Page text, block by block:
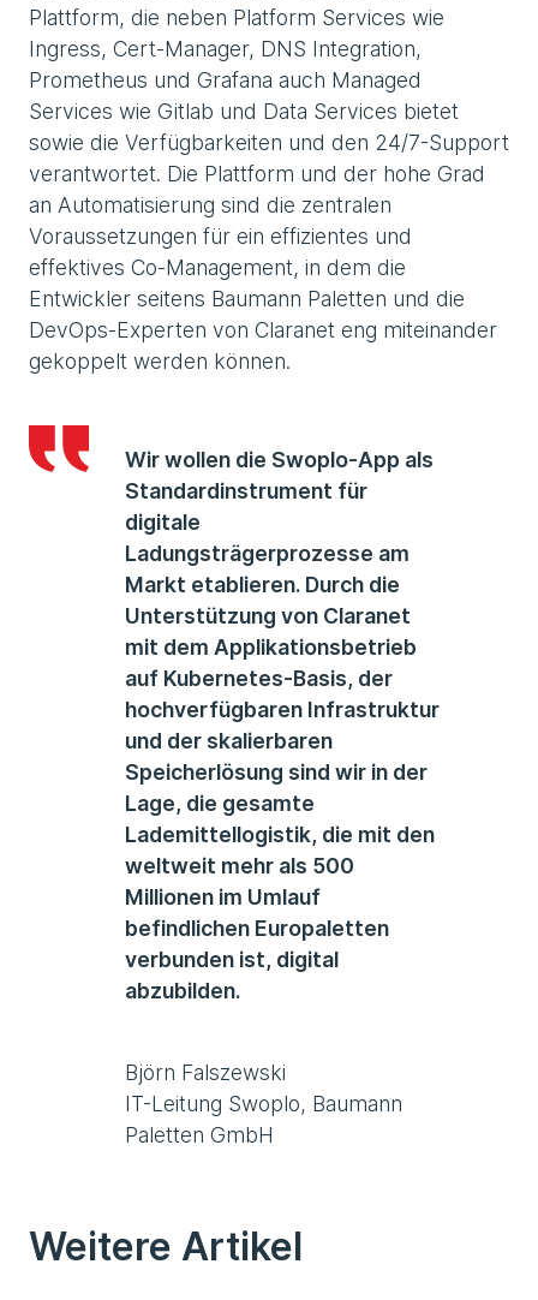
Plattform, die neben Platform Services wie
Ingress, Cert-Manager, DNS Integration,
Prometheus und Grafana auch Managed
Services wie Gitlab und Data Services bietet
sowie die Verfügbarkeiten und den 24/7-Support
verantwortet. Die Plattform und der hohe Grad
an Automatisierung sind die zentralen
Voraussetzungen für ein effizientes und
effektives Co-Management, in dem die
Entwickler seitens Baumann Paletten und die
DevOps-Experten von Claranet eng miteinander
gekoppelt werden können.
Wir wollen die Swoplo-App als
Standardinstrument für
digitale
Ladungsträgerprozesse am
Markt etablieren. Durch die
Unterstützung von Claranet
mit dem Applikationsbetrieb
auf Kubernetes-Basis, der
hochverfügbaren Infrastruktur
und der skalierbaren
Speicherlösung sind wir in der
Lage, die gesamte
Lademittellogistik, die mit den
weltweit mehr als 500
Millionen im Umlauf
befindlichen Europaletten
verbunden ist, digital
abzubilden.
Björn Falszewski
IT-Leitung Swoplo, Baumann
Paletten GmbH
Weitere Artikel